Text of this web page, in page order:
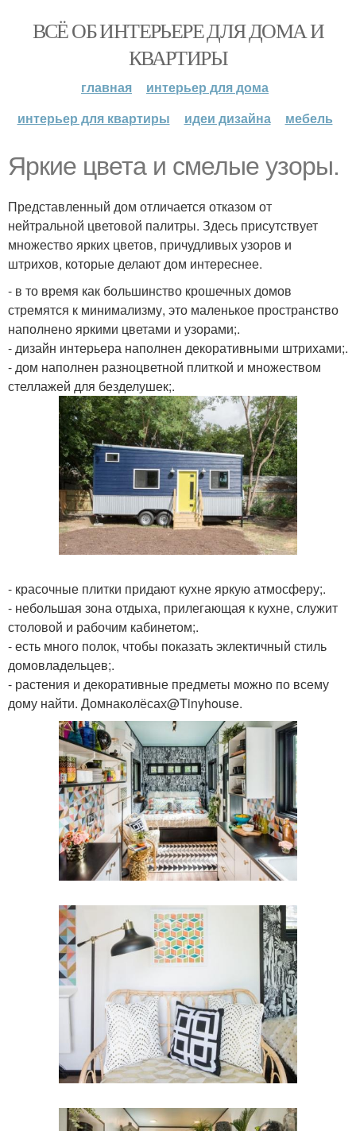
ВСЁ ОБ ИНТЕРЬЕРЕ ДЛЯ ДОМА И
КВАРТИРЫ
главная
интерьер для дома
интерьер для квартиры
идеи дизайна мебель
Яркие цвета и смелые узоры.
Представленный дом отличается отказом от
нейтральной цветовой палитры. Здесь присутствует
множество ярких цветов, причудливых узоров и
штрихов, которые делают дом интереснее.
- в то время как большинство крошечных домов
стремятся к минимализму, это маленькое пространство
наполнено яркими цветами и узорами;.
- дизайн интерьера наполнен декоративными штрихами;.
- дом наполнен разноцветной плиткой и множеством
стеллажей для безделушек;.
- красочные плитки придают кухне яркую атмосферу;.
- небольшая зона отдыха, прилегающая к кухне, служит
столовой и рабочим кабинетом;.
- есть много полок, чтобы показать эклектичный стиль
домовладельцев;.
- растения и декоративные предметы можно по всему
дому найти. Домнаколёсах@Tinyhouse.